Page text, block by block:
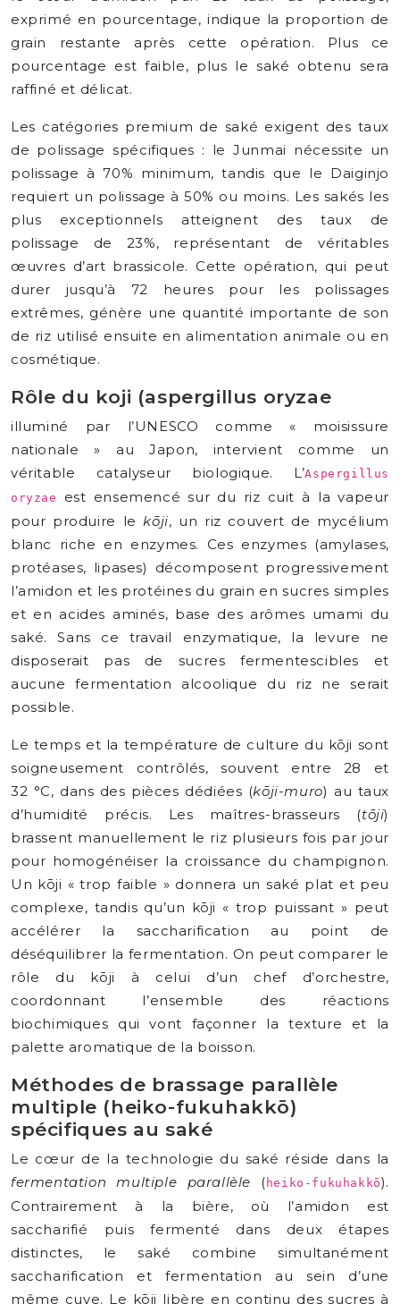
exprimé en pourcentage, indique la proportion de
grain restante après cette opération. Plus ce
pourcentage est faible, plus le saké obtenu sera
raffiné et délicat.
Les catégories premium de saké exigent des taux
de polissage spécifiques : le Junmai nécessite un
polissage à 70% minimum, tandis que le Daiginjo
requiert un polissage à 50% ou moins. Les sakés les
plus exceptionnels atteignent des taux de
polissage de 23%, représentant de véritables
œuvres d’art brassicole. Cette opération, qui peut
durer jusqu’à 72 heures pour les polissages
extrêmes, génère une quantité importante de son
de riz utilisé ensuite en alimentation animale ou en
cosmétique.
Rôle du koji (aspergillus oryzae
illuminé par l’UNESCO comme « moisissure
nationale » au Japon, intervient comme un
véritable catalyseur biologique. L’Aspergillus
oryzae
est ensemencé sur du riz cuit à la vapeur
pour produire lekōji, un riz couvert de mycélium
blanc riche en enzymes. Ces enzymes (amylases,
protéases, lipases) décomposent progressivement
l’amidon et les protéines du grain en sucres simples
et en acides aminés, base des arômes umami du
saké. Sans ce travail enzymatique, la levure ne
disposerait pas de sucres fermentescibles et
aucune fermentation alcoolique du riz ne serait
possible.
Le temps et la température de culture du kōji sont
soigneusement contrôlés, souvent entre 28 et
32 °C, dans des pièces dédiées (kōji-muro) au taux
d’humidité précis. Les maîtres-brasseurs (tōji)
brassent manuellement le riz plusieurs fois par jour
pour homogénéiser la croissance du champignon.
Un kōji « trop faible » donnera un saké plat et peu
complexe, tandis qu’un kōji « trop puissant » peut
accélérer la saccharification au point de
déséquilibrer la fermentation. On peut comparer le
rôle du kōji à celui d’un chef d’orchestre,
coordonnant l’ensemble des réactions
biochimiques qui vont façonner la texture et la
palette aromatique de la boisson.
Méthodes de brassage parallèle
multiple (heiko-fukuhakkō)
spécifiques au saké
Le cœur de la technologie du saké réside dans la
fermentation multiple parallèle ( heiko-fukuhakkō).
Contrairement à la bière, où l’amidon est
saccharifié puis fermenté dans deux étapes
distinctes, le saké combine simultanément
saccharification et fermentation au sein d’une
même cuve. Le kōji libère en continu des sucres à